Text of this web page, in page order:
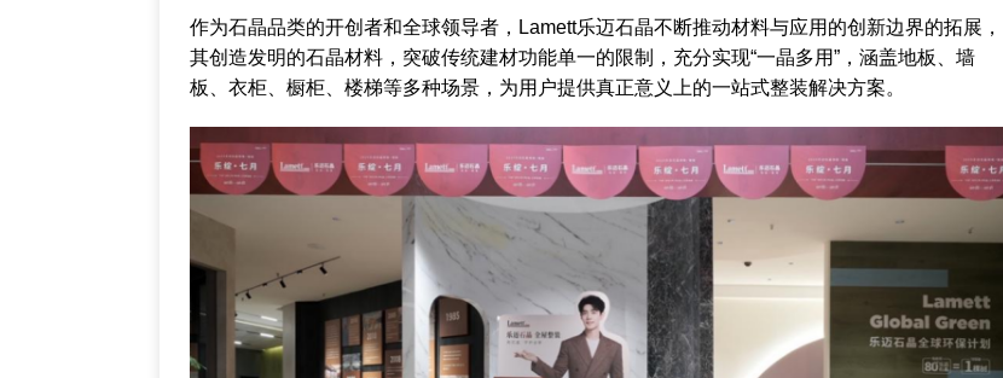
作为石晶品类的开创者和全球领导者，Lamett乐迈石晶不断推动材料与应用的创新边界的拓展，
其创造发明的石晶材料，突破传统建材功能单一的限制，充分实现“一晶多用”，涵盖地板、墙
板、衣柜、橱柜、楼梯等多种场景，为用户提供真正意义上的一站式整装解决方案。